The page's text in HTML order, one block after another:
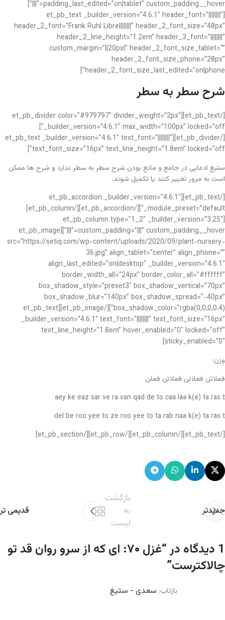
padding_last_edited=”on|tablet” custom_padding__hover=”|||”]
[et_pb_text _builder_version=”4.6.1″ header_font=”||||||||”
header_2_font=”Frank Ruhl Libre||||||||” header_2_font_size=”48px”
header_2_line_height=”1.2em” header_3_font=”||||||||”
custom_margin=”||20px|” header_2_font_size_tablet=””
header_2_font_size_phone=”28px”
header_2_font_size_last_edited=”on|phone”]
شرح سطر به سطر
[/et_pb_text][et_pb_divider color=”#979797″ divider_weight=”2px”
_builder_version=”4.6.1″ max_width=”100px” locked=”off”]
[/et_pb_divider][et_pb_text _builder_version=”4.6.1″ text_font=”||||||||”
text_font_size=”16px” text_line_height=”1.8em” locked=”off”]
ستیغ ادعایی در جامع و مانع بودن شرح سطر به سطر ندارد و شرح ها ممکن
است به مرور تغییر کنند یا تکمیل شوند.
[/et_pb_text][et_pb_accordion _builder_version=”4.6.1″
_module_preset=”default”][/et_pb_accordion][/et_pb_column]
[et_pb_column type=”1_2″ _builder_version=”3.25″
custom_padding=”|||” custom_padding__hover=”|||”][et_pb_image
src=”https://setiq.com/wp-content/uploads/2020/09/plant-nursery-
36.jpg” align_tablet=”center” align_phone=””
align_last_edited=”on|desktop” _builder_version=”4.6.1″
border_width_all=”24px” border_color_all=”#ffffff”
box_shadow_style=”preset3″ box_shadow_vertical=”70px”
box_shadow_blur=”140px” box_shadow_spread=”-40px”
box_shadow_color=”rgba(0,0,0,0.4)”][/et_pb_image][et_pb_text
_builder_version=”4.6.1″ text_font=”||||||||” text_font_size=”16px”
text_line_height=”1.8em” hover_enabled=”0″ locked=”off”
sticky_enabled=”0″]
وزن:
فعلاتن فعلاتن فعلاتن فعلن
aey ke eaz sar ve ra van qad de to caa laa k(e) ta ras t
del be roo yee to ze roo yee to ta rab naa k(e) ta ras t
[/et_pb_text][/et_pb_column][/et_pb_row][/et_pb_section]
جدیدتر
بازگشت
به
لیست
قدیمی تر
1 دیدگاه در “
غزل ۷۰: ای که از سرو روان قد تو
چالاکترست”
بازتاب: سعدی - ستیغ